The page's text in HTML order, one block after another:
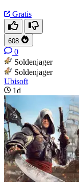
Gratis
608
0
Soldenjager
Soldenjager
Ubisoft
1d